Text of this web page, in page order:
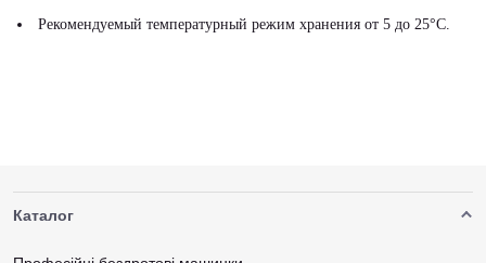
Рекомендуемый температурный режим хранения от 5 до 25°С.
Каталог